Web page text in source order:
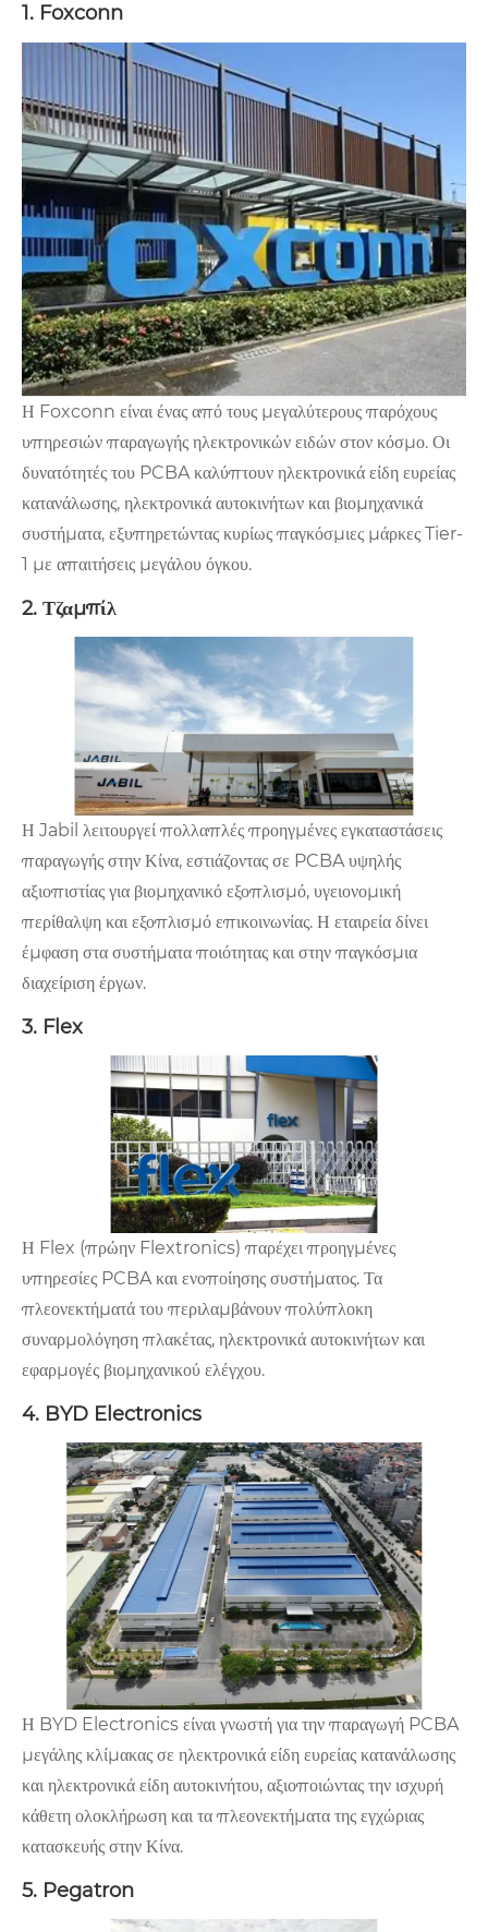
1. Foxconn
Η Foxconn είναι ένας από τους μεγαλύτερους παρόχους
υπηρεσιών παραγωγής ηλεκτρονικών ειδών στον κόσμο. Οι
δυνατότητές του PCBA καλύπτουν ηλεκτρονικά είδη ευρείας
κατανάλωσης, ηλεκτρονικά αυτοκινήτων και βιομηχανικά
συστήματα, εξυπηρετώντας κυρίως παγκόσμιες μάρκες Tier-
1 με απαιτήσεις μεγάλου όγκου.
2. Τζαμπίλ
Η Jabil λειτουργεί πολλαπλές προηγμένες εγκαταστάσεις
παραγωγής στην Κίνα, εστιάζοντας σε PCBA υψηλής
αξιοπιστίας για βιομηχανικό εξοπλισμό, υγειονομική
περίθαλψη και εξοπλισμό επικοινωνίας. Η εταιρεία δίνει
έμφαση στα συστήματα ποιότητας και στην παγκόσμια
διαχείριση έργων.
3. Flex
Η Flex (πρώην Flextronics) παρέχει προηγμένες
υπηρεσίες PCBA και ενοποίησης συστήματος. Τα
πλεονεκτήματά του περιλαμβάνουν πολύπλοκη
συναρμολόγηση πλακέτας, ηλεκτρονικά αυτοκινήτων και
εφαρμογές βιομηχανικού ελέγχου.
4. BYD Electronics
Η BYD Electronics είναι γνωστή για την παραγωγή PCBA
μεγάλης κλίμακας σε ηλεκτρονικά είδη ευρείας κατανάλωσης
και ηλεκτρονικά είδη αυτοκινήτου, αξιοποιώντας την ισχυρή
κάθετη ολοκλήρωση και τα πλεονεκτήματα της εγχώριας
κατασκευής στην Κίνα.
5. Pegatron